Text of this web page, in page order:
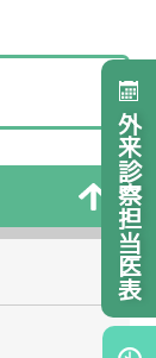
外来診察担当医表